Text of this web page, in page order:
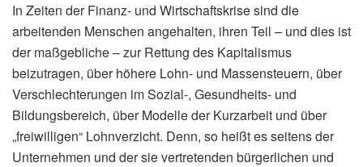
In Zeiten der Finanz- und Wirtschaftskrise sind die
arbeitenden Menschen angehalten, ihren Teil – und dies ist
der maßgebliche – zur Rettung des Kapitalismus
beizutragen, über höhere Lohn- und Massensteuern, über
Verschlechterungen im Sozial‑, Gesundheits- und
Bildungsbereich, über Modelle der Kurzarbeit und über
„freiwilligen“ Lohnverzicht. Denn, so heißt es seitens der
Unternehmen und der sie vertretenden bürgerlichen und